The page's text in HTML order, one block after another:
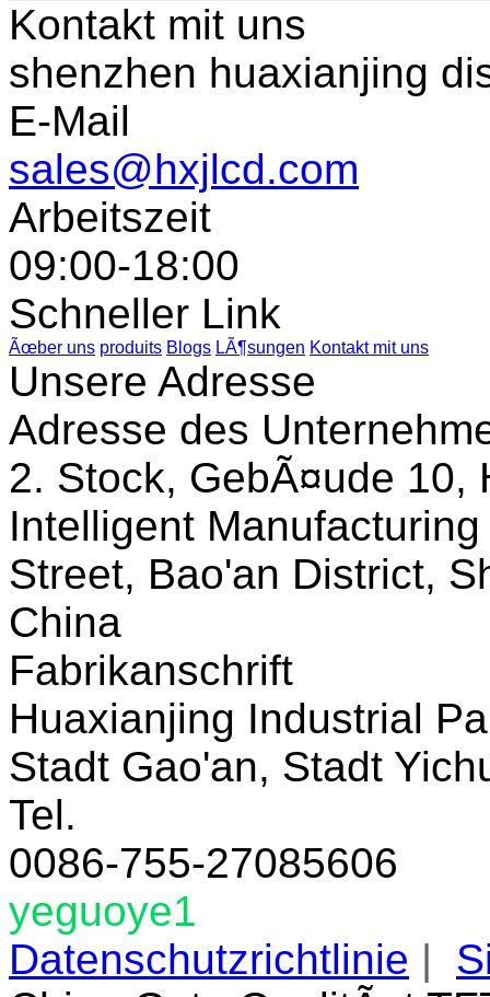
Kontakt mit uns
shenzhen huaxianjing
E-Mail
sales@hxjlcd.com
Arbeitszeit
09:00-18:00
Schneller Link
Ãœber uns produits Blogs LÃ¶sungen Kontakt mit uns
Unsere Adresse
Adresse des
2. Stock, GebÃ¤ude 10,
Intelligent
Street, Bao'an District,
China
Fabrikanschrift
Huaxianjing Industrial
Stadt Gao'an, Stadt
Tel.
0086-755-27085606
yeguoye1
Datenschutzrichtlinie |